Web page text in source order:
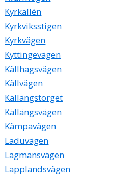
Kyrkallén
Kyrkviksstigen
Kyrkvägen
Kyttingevägen
Källhagsvägen
Källvägen
Källängstorget
Källängsvägen
Kämpavägen
Laduvägen
Lagmansvägen
Lapplandsvägen